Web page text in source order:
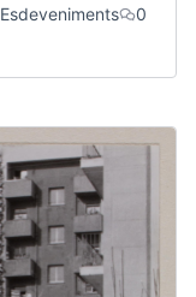
oficial
Esdeveniments
0